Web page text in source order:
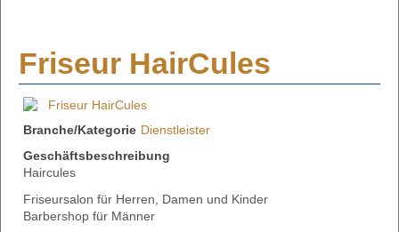
Friseur HairCules
Branche/Kategorie Dienstleister
Geschäftsbeschreibung
Haircules
Friseursalon für Herren, Damen und Kinder
Barbershop für Männer